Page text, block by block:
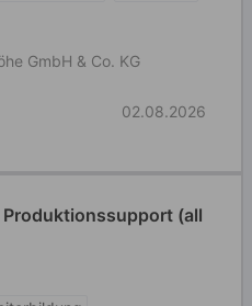
GmbH & Co. KG
02.08.2026
(all